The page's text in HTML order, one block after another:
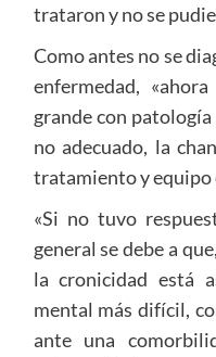
trataron y no se
Como antes no se
enfermedad,
grande con
no adecuado, la
tratamiento y equipo
«Si no tuvo
general se debe a
la cronicidad está
mental más difícil,
ante una